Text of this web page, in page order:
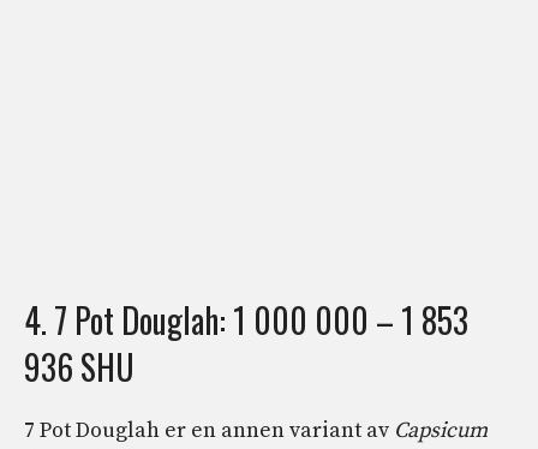
4. 7 Pot Douglah: 1 000 000 – 1 853
936 SHU
7 Pot Douglah er en annen variant av Capsicum